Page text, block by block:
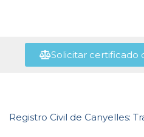
Solicitar certificado
Registro Civil de Canyelles: